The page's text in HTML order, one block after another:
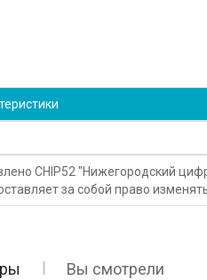
CHIP52 "Нижегородский
за собой право
Вы смотрели